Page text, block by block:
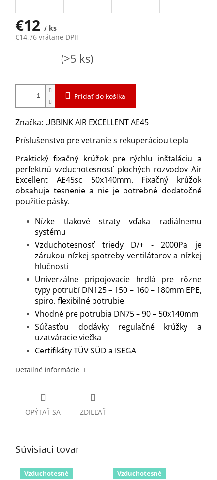
€12/ ks
€14,76 vrátane DPH
(>5 ks)
Pridať do košíka
Značka: UBBINK AIR EXCELLENT AE45
Príslušenstvo pre vetranie s rekuperáciou tepla
Praktický fixačný krúžok pre rýchlu inštaláciu a
perfektnú vzduchotesnosť plochých rozvodov Air
Excellent AE45sc 50x140mm. Fixačný krúžok
obsahuje tesnenie a nie je potrebné dodatočné
použitie pásky.
Nízke tlakové straty vďaka radiálnemu
systému
Vzduchotesnosť triedy D/+ - 2000Pa je
zárukou nízkej spotreby ventilátorov a nízkej
hlučnosti
Univerzálne pripojovacie hrdlá pre rôzne
typy potrubí DN125 – 150 – 160 – 180mm EPE,
spiro, flexibilné potrubie
Vhodné pre potrubia DN75 – 90 – 50x140mm
Súčasťou dodávky regulačné krúžky a
uzatváracie viečka
Certifikáty TÜV SÜD a ISEGA
Detailné informácie
OPÝTAŤ SA ZDIEĽAŤ
Súvisiaci tovar
Vzduchotesné Vzduchotesné